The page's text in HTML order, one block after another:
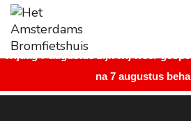
Beste bezoeker, wegens vakantie is
maandag 27 juli augustus t/m
na 7 augustus